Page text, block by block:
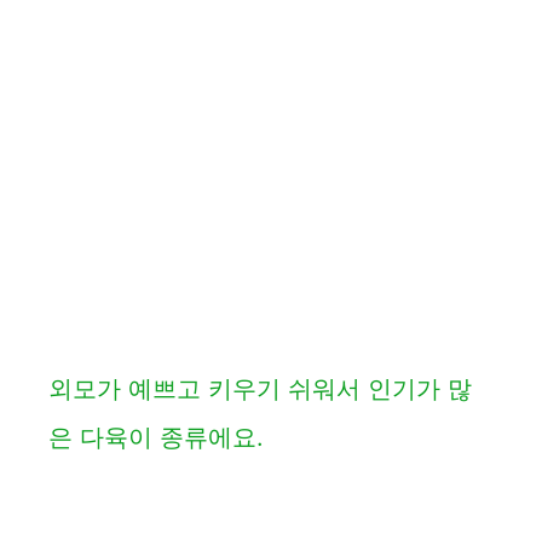
외모가 예쁘고 키우기 쉬워서 인기가 많
은 다육이 종류에요.